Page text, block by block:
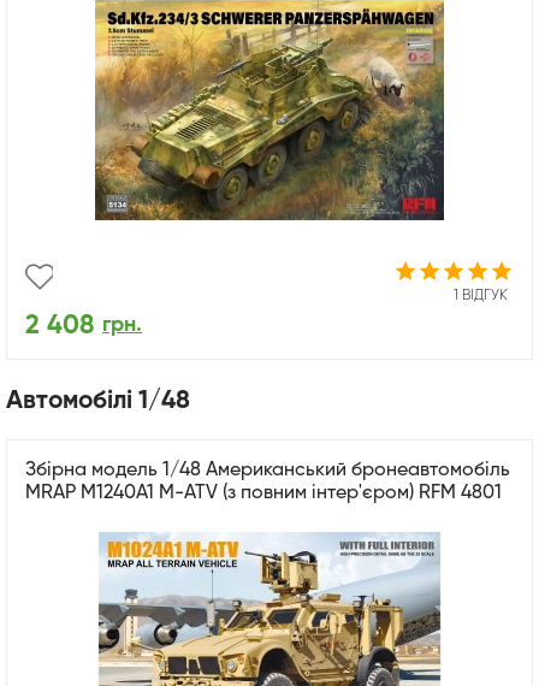
1 ВІДГУК
2 408 грн.
Автомобілі 1/48
Збірна модель 1/48 Американський бронеавтомобіль
MRAP M1240A1 M-ATV (з повним інтер'єром) RFM 4801